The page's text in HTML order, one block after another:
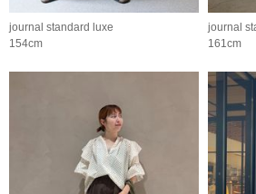
journal standard luxe
154cm
journal
161cm